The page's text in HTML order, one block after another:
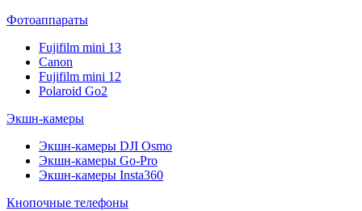
Фотоаппараты
Fujifilm mini 13
Canon
Fujifilm mini 12
Polaroid Go2
Экшн-камеры
Экшн-камеры DJI Osmo
Экшн-камеры Go-Pro
Экшн-камеры Insta360
Кнопочные телефоны